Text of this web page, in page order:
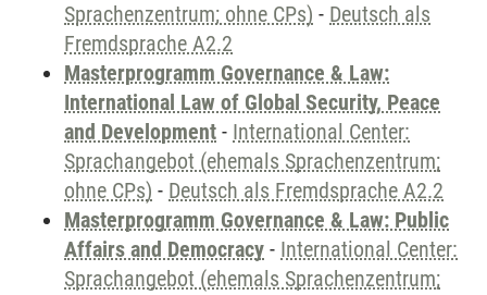
Sprachenzentrum; ohne CPs) - Deutsch als
Fremdsprache A2.2
Masterprogramm Governance & Law:
International Law of Global Security, Peace
and Development - International Center:
Sprachangebot (ehemals Sprachenzentrum;
ohne CPs) - Deutsch als Fremdsprache A2.2
Masterprogramm Governance & Law: Public
Affairs and Democracy - International Center:
Sprachangebot (ehemals Sprachenzentrum;